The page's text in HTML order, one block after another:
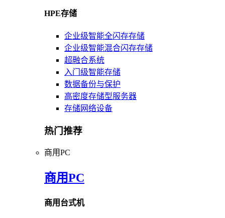
HPE存储
企业级智能全闪存存储
企业级智能混合闪存存储
超融合系统
入门级智能存储
数据备份与保护
高密度存储型服务器
存储网络设备
热门推荐
商用PC
商用PC
商用台式机